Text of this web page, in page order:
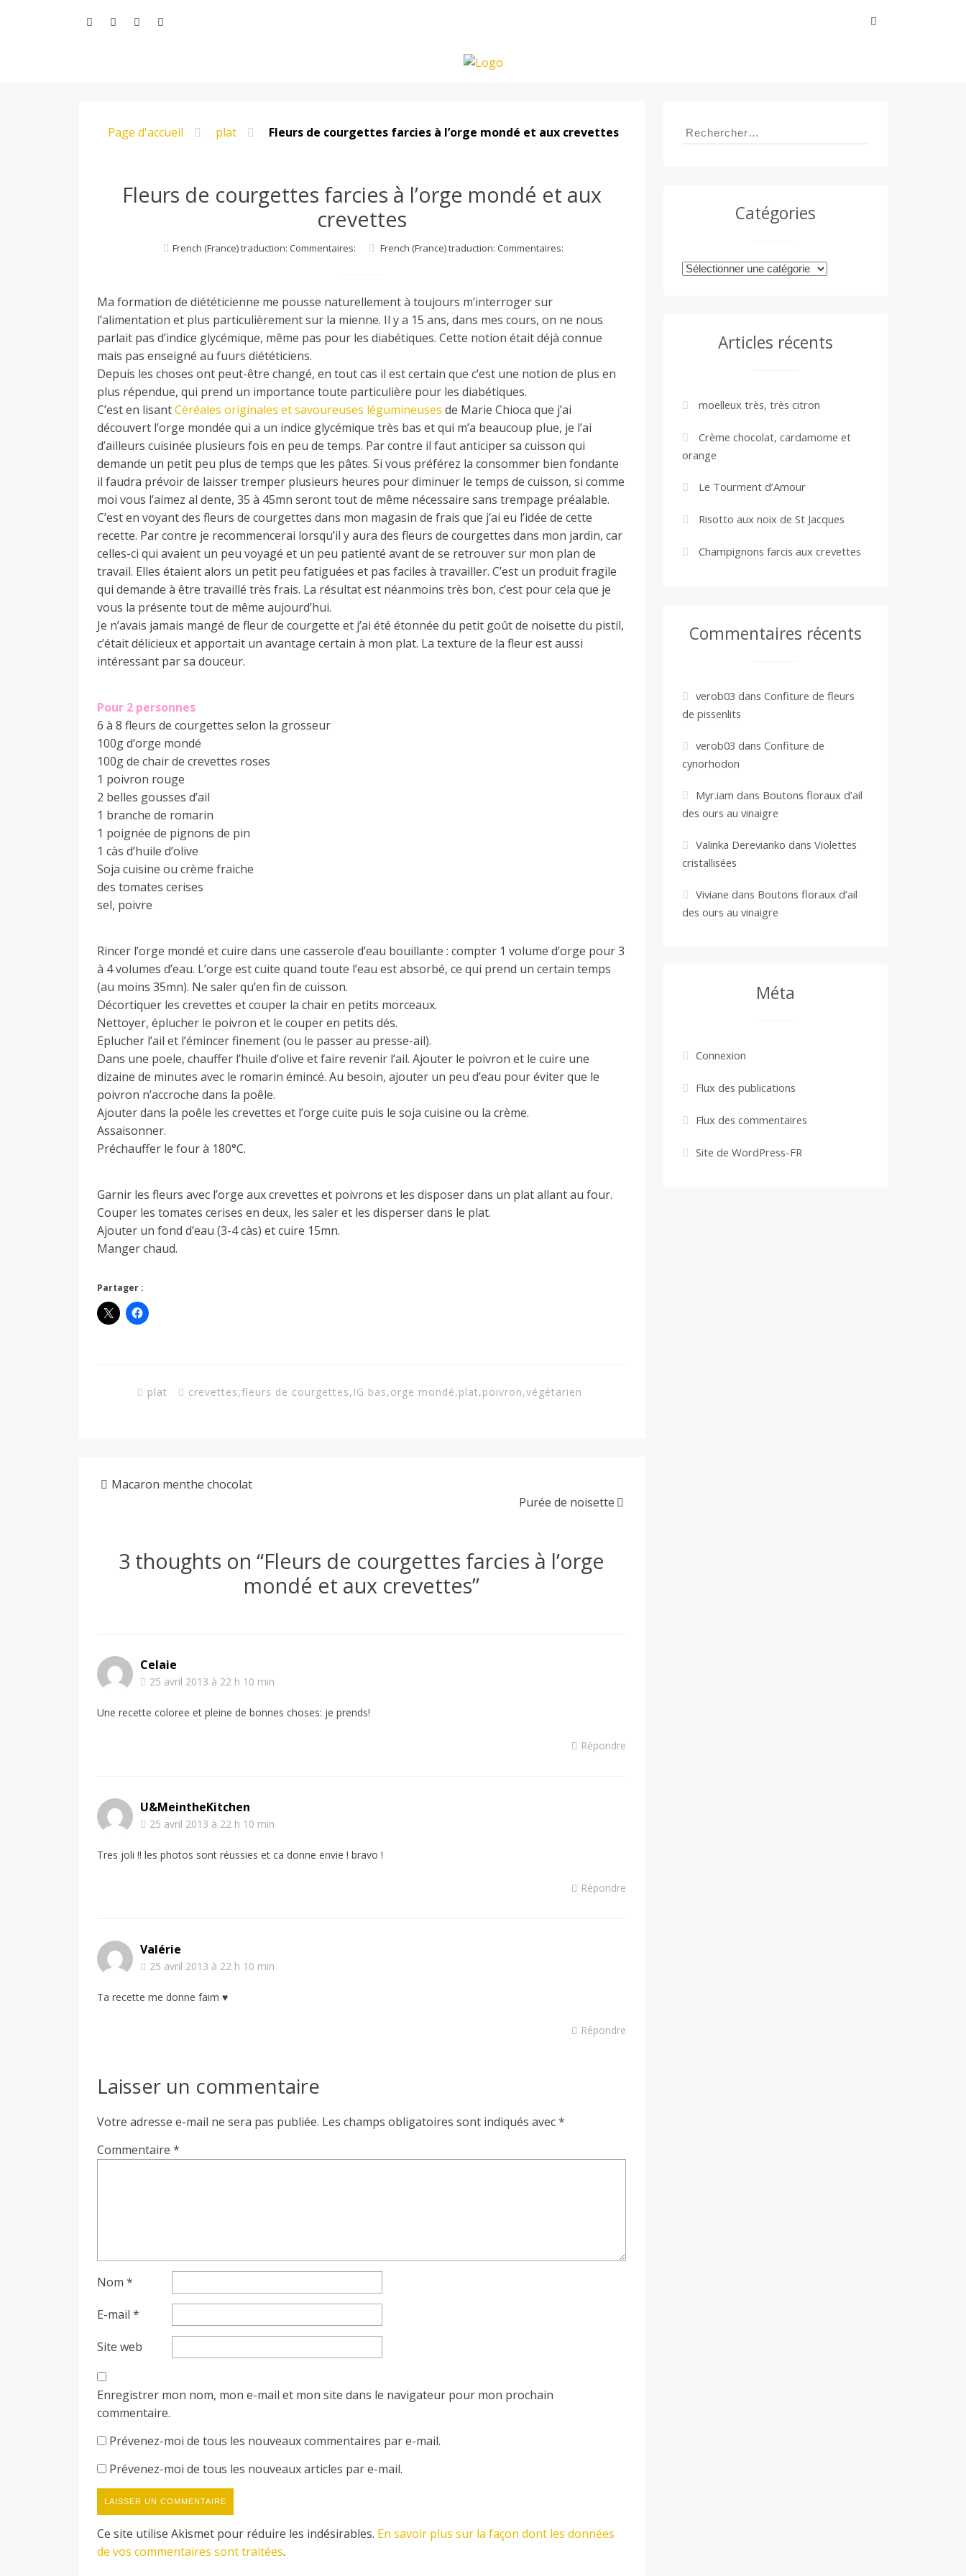
n
d
e
d
e
M
n
Page d'accueil plat Fleurs de courgettes farcies à l’orge mondé et aux crevettes
Fleurs de courgettes farcies à l’orge mondé et aux
crevettes
French (France) traduction: Commentaires: French (France) traduction: Commentaires:
Ma formation de diététicienne me pousse naturellement à toujours m’interroger sur
l’alimentation et plus particulièrement sur la mienne. Il y a 15 ans, dans mes cours, on ne nous
parlait pas d’indice glycémique, même pas pour les diabétiques. Cette notion était déjà connue
mais pas enseigné au fuurs diététiciens.
Depuis les choses ont peut-être changé, en tout cas il est certain que c’est une notion de plus en
plus répendue, qui prend un importance toute particulière pour les diabétiques.
C’est en lisantCéréales originales et savoureuses légumineuses de Marie Chioca que j’ai
découvert l’orge mondée qui a un indice glycémique très bas et qui m’a beaucoup plue, je l’ai
d’ailleurs cuisinée plusieurs fois en peu de temps. Par contre il faut anticiper sa cuisson qui
demande un petit peu plus de temps que les pâtes. Si vous préférez la consommer bien fondante
il faudra prévoir de laisser tremper plusieurs heures pour diminuer le temps de cuisson, si comme
moi vous l’aimez al dente, 35 à 45mn seront tout de même nécessaire sans trempage préalable.
C’est en voyant des fleurs de courgettes dans mon magasin de frais que j’ai eu l’idée de cette
recette. Par contre je recommencerai lorsqu’il y aura des fleurs de courgettes dans mon jardin, car
celles-ci qui avaient un peu voyagé et un peu patienté avant de se retrouver sur mon plan de
travail. Elles étaient alors un petit peu fatiguées et pas faciles à travailler. C’est un produit fragile
qui demande à être travaillé très frais. La résultat est néanmoins très bon, c’est pour cela que je
vous la présente tout de même aujourd’hui.
Je n’avais jamais mangé de fleur de courgette et j’ai été étonnée du petit goût de noisette du pistil,
c’était délicieux et apportait un avantage certain à mon plat. La texture de la fleur est aussi
intéressant par sa douceur.
Pour 2 personnes
6 à 8 fleurs de courgettes selon la grosseur
100g d’orge mondé
100g de chair de crevettes roses
1 poivron rouge
2 belles gousses d’ail
1 branche de romarin
1 poignée de pignons de pin
1 càs d’huile d’olive
Soja cuisine ou crème fraiche
des tomates cerises
sel, poivre
Rincer l’orge mondé et cuire dans une casserole d’eau bouillante : compter 1 volume d’orge pour 3
à 4 volumes d’eau. L’orge est cuite quand toute l’eau est absorbé, ce qui prend un certain temps
(au moins 35mn). Ne saler qu’en fin de cuisson.
Décortiquer les crevettes et couper la chair en petits morceaux.
Nettoyer, éplucher le poivron et le couper en petits dés.
Eplucher l’ail et l’émincer finement (ou le passer au presse-ail).
Dans une poele, chauffer l’huile d’olive et faire revenir l’ail. Ajouter le poivron et le cuire une
dizaine de minutes avec le romarin émincé. Au besoin, ajouter un peu d’eau pour éviter que le
poivron n’accroche dans la poêle.
Ajouter dans la poêle les crevettes et l’orge cuite puis le soja cuisine ou la crème.
Assaisonner.
Préchauffer le four à 180°C.
Garnir les fleurs avec l’orge aux crevettes et poivrons et les disposer dans un plat allant au four.
Couper les tomates cerises en deux, les saler et les disperser dans le plat.
Ajouter un fond d’eau (3-4 càs) et cuire 15mn.
Manger chaud.
Partager :
plat crevettes,fleurs de courgettes, IG bas,orge mondé,plat,poivron,végétarien
Macaron menthe chocolat
Purée de noisette
3 thoughts on “Fleurs de courgettes farcies à l’orge
mondé et aux crevettes”
Celaie
25 avril 2013 à 22 h 10 min
Une recette coloree et pleine de bonnes choses: je prends!
Répondre
U&MeintheKitchen
25 avril 2013 à 22 h 10 min
Tres joli !! les photos sont réussies et ca donne envie ! bravo !
Répondre
Valérie
25 avril 2013 à 22 h 10 min
Ta recette me donne faim ♥
Répondre
Laisser un commentaire
Votre adresse e-mail ne sera pas publiée. Les champs obligatoires sont indiqués avec*
Commentaire*
Nom*
E-mail*
Site web
Enregistrer mon nom, mon e-mail et mon site dans le navigateur pour mon prochain
commentaire.
Prévenez-moi de tous les nouveaux commentaires par e-mail.
Prévenez-moi de tous les nouveaux articles par e-mail.
Ce site utilise Akismet pour réduire les indésirables. En savoir plus sur la façon dont les données
de vos commentaires sont traitées.
Rechercher :
Catégories
Catégories
Articles récents
moelleux très, très citron
Crème chocolat, cardamome et
orange
Le Tourment d’Amour
Risotto aux noix de St Jacques
Champignons farcis aux crevettes
Commentaires récents
verob03 dans Confiture de fleurs
de pissenlits
verob03 dans Confiture de
cynorhodon
Myr.iam dans Boutons floraux d’ail
des ours au vinaigre
Valinka Derevianko dans Violettes
cristallisées
Viviane dans Boutons floraux d’ail
des ours au vinaigre
Méta
Connexion
Flux des publications
Flux des commentaires
Site de WordPress-FR